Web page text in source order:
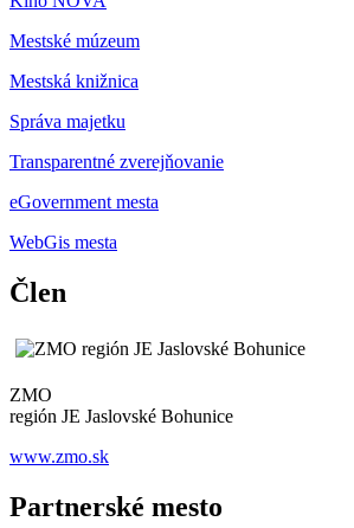
Mestské múzeum
Mestská knižnica
Správa majetku
Transparentné zverejňovanie
eGovernment mesta
WebGis mesta
Člen
ZMO
región JE Jaslovské Bohunice
www.zmo.sk
Partnerské mesto